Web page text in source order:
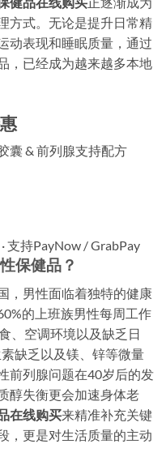
方式。无论是提升日常精
动表现和睡眠质量，通过
，已经成为越来越多本地
囊 & 前列腺支持配方
支持PayNow / GrabPay
保健品？
，男性面临着独特的健康
的上班族男性每周工作
、空调环境以及缺乏日
缺乏以及镁、锌等微量
前列腺问题在40岁后的发
醇失衡更会加速身体老
在线购买来精准补充关键
，更是对生活质量的主动